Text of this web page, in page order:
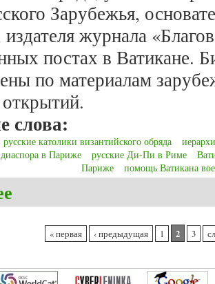
Зарубежья,
журнала
постах в Ватикане.
по материалам
слова:
русские католики византийского обряда
диаспора в Париже русские Ди-Пи в Риме
Париже
помощь Ватикана
« первая ‹ предыдущая 1 2 3